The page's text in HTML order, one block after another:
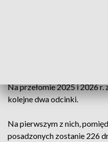
Na przełomie 2025 i 2026 r.
kolejne dwa odcinki.
Na pierwszym z nich,
posadzonych zostanie 226